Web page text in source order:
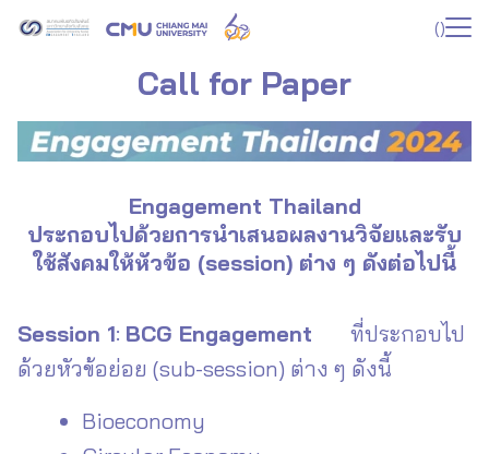
()
Call for Paper
Engagement Thailand
ประกอบไปด้วยการนำเสนอผลงานวิจัยและรับ
ใช้สังคมให้หัวข้อ (session) ต่าง ๆ ดังต่อไปนี้
Session 1: BCG Engagement ที่ประกอบไป
ด้วยหัวข้อย่อย (sub-session) ต่าง ๆ ดังนี้
Bioeconomy